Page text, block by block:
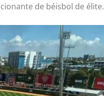
de béisbol de élite.